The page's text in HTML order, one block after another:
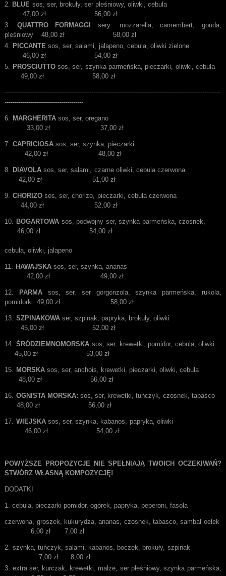
BLUE sos, ser, brokuły, ser pleśniowy, oliwki, cebula
47,00 zł 56,00 zł
QUATTRO FORMAGGIsery: mozzarella, camembert, gouda,
pleśniowy 48,00 zł 58,00 zł
PICCANTE sos, ser, salami, jalapeno, cebula, oliwki zielone
46,00 zł 54,00 zł
PROSCIUTTOsos, ser, szynka parmeńska, pieczarki, oliwki, cebula
49,00 zł 58,00 zł
-----------------------------------------------------------------------------------------------------------
---------------------------------------
MARGHERITA sos, ser, oregano
33,00 zł 37,00 zł
CAPRICIOSA sos, ser, szynka, pieczarki
42,00 zł 48,00 zł
DIAVOLA sos, ser, salami, czarne oliwki, cebula czerwona
42,00 zł 51,00 zł
CHORIZO sos, ser, chorizo, pieczarki, cebula czerwona
44,00 zł 52,00 zł
BOGARTOWA sos, podwójny ser, szynka parmeńska, czosnek,
46,00 zł 54,00 zł
cebula, oliwki, jalapeno
HAWAJSKAsos, ser, szynka, ananas
42,00 zł 49,00 zł
PARMA sos, ser, ser gorgonzola, szynka parmeńska, rukola,
pomidorki 49,00 zł 58,00 zł
SZPINAKOWA ser, szpinak, papryka, brokuły, oliwki
45,00 zł 52,00 zł
ŚRÓDZIEMNOMORSKA sos, ser, krewetki, pomidor, cebula, oliwki
45,00 zł 53,00 zł
MORSKA sos, ser, anchois, krewetki, pieczarki, oliwki, cebula
48,00 zł 56,00 zł
OGNISTA MORSKA: sos, ser, krewetki, tuńczyk, czosnek, tabasco
48,00 zł 56,00 zł
WIEJSKAsos, ser, szynka, kabanos, papryka, oliwki
46,00 zł 54,00 zł
POWYŻSZE PROPOZYCJE NIE SPEŁNIAJĄ TWOICH OCZEKIWAŃ?
STWÓRZ WŁASNĄ KOMPOZYCJĘ!
DODATKI
cebula, pieczarki pomidor, ogórek, papryka, peperoni, fasola
czerwona, groszek, kukurydza, ananas, czosnek, tabasco, sambal oelek
6,00 zł 7,00 zł
szynka, tuńczyk, salami, kabanos, boczek, brokuły, szpinak
7,00 zł 8,00 zł
extra ser, kurczak, krewetki, małże, ser pleśniowy, szynka parmeńska,